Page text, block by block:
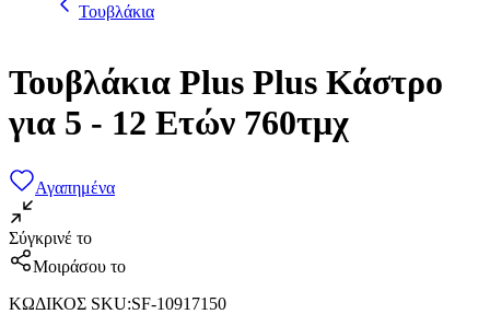
Τουβλάκια
Τουβλάκια Plus Plus Κάστρο
για 5 - 12 Ετών 760τμχ
Αγαπημένα
Σύγκρινέ το
Μοιράσου το
ΚΩΔΙΚΟΣ SKU:SF-10917150